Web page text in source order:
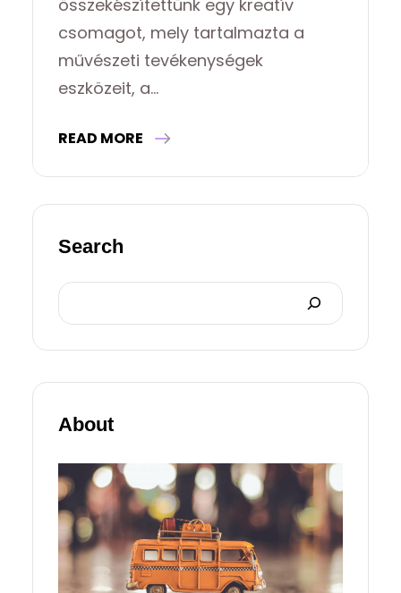
összekészítettünk egy kreatív
csomagot, mely tartalmazta a
művészeti tevékenységek
eszközeit, a…
READ MORE
Search
Search
About